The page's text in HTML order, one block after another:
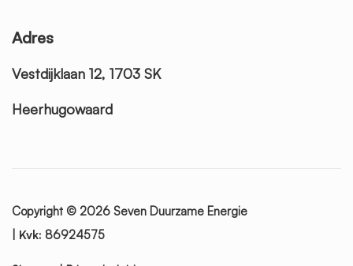
Adres
Vestdijklaan 12, 1703 SK
Heerhugowaard
Copyright © 2026 Seven Duurzame Energie
Kvk: 86924575